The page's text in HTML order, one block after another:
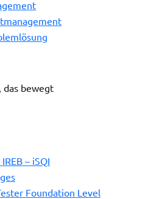
das bewegt
– iSQI
Foundation Level